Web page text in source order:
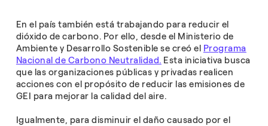
En el país también está trabajando para reducir el
dióxido de carbono. Por ello, desde el Ministerio de
Ambiente y Desarrollo Sostenible se creó el Programa
Nacional de Carbono Neutralidad. Esta iniciativa busca
que las organizaciones públicas y privadas realicen
acciones con el propósito de reducir las emisiones de
GEI para mejorar la calidad del aire.
Igualmente, para disminuir el daño causado por el